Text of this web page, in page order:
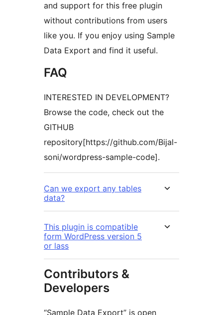
and support for this free plugin
without contributions from users
like you. If you enjoy using Sample
Data Export and find it useful.
FAQ
INTERESTED IN DEVELOPMENT?
Browse the code, check out the
GITHUB
repository[https://github.com/Bijal-
soni/wordpress-sample-code].
Can we export any tables
data?
This plugin is compatible
form WordPress version 5
or lass
Contributors &
Developers
“Sample Data Export” is open